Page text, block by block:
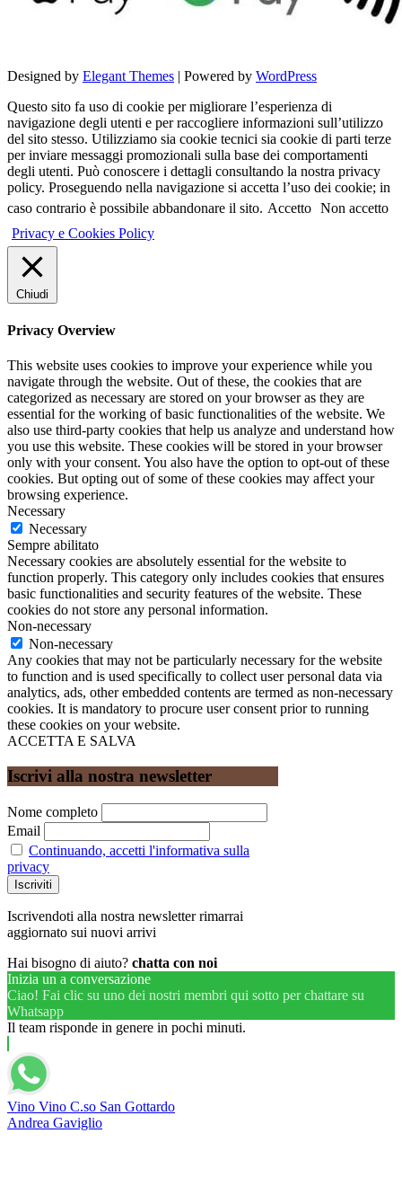
Designed by Elegant Themes | Powered by WordPress
Questo sito fa uso di cookie per migliorare l’esperienza di
navigazione degli utenti e per raccogliere informazioni sull’utilizzo
del sito stesso. Utilizziamo sia cookie tecnici sia cookie di parti terze
per inviare messaggi promozionali sulla base dei comportamenti
degli utenti. Può conoscere i dettagli consultando la nostra privacy
policy. Proseguendo nella navigazione si accetta l’uso dei cookie; in
caso contrario è possibile abbandonare il sito. Accetto Non accetto
Privacy e Cookies Policy
Chiudi
Privacy Overview
This website uses cookies to improve your experience while you
navigate through the website. Out of these, the cookies that are
categorized as necessary are stored on your browser as they are
essential for the working of basic functionalities of the website. We
also use third-party cookies that help us analyze and understand how
you use this website. These cookies will be stored in your browser
only with your consent. You also have the option to opt-out of these
cookies. But opting out of some of these cookies may affect your
browsing experience.
Necessary
Necessary
Sempre abilitato
Necessary cookies are absolutely essential for the website to
function properly. This category only includes cookies that ensures
basic functionalities and security features of the website. These
cookies do not store any personal information.
Non-necessary
Non-necessary
Any cookies that may not be particularly necessary for the website
to function and is used specifically to collect user personal data via
analytics, ads, other embedded contents are termed as non-necessary
cookies. It is mandatory to procure user consent prior to running
these cookies on your website.
ACCETTA E SALVA
Iscrivi alla nostra newsletter
Nome completo
Email
Continuando, accetti l'informativa sulla
privacy
Iscrivendoti alla nostra newsletter rimarrai
aggiornato sui nuovi arrivi
Hai bisogno di aiuto? chatta con noi
Inizia un a conversazione
Ciao! Fai clic su uno dei nostri membri qui sotto per chattare su
Whatsapp
Il team risponde in genere in pochi minuti.
Vino Vino C.so San Gottardo
Andrea Gaviglio